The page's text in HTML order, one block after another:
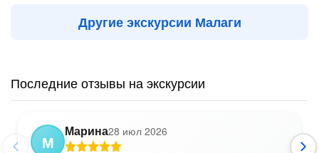
Другие экскурсии Малаги
Последние отзывы на экскурсии
М
Марина28 июл 2026